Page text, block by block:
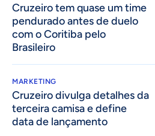
Cruzeiro tem quase um time
pendurado antes de duelo
com o Coritiba pelo
Brasileiro
MARKETING
Cruzeiro divulga detalhes da
terceira camisa e define
data de lançamento